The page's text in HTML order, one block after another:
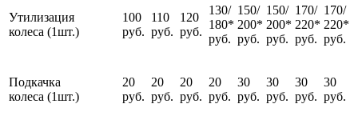
Утилизация
колеса (1шт.)
100
руб.
110
руб.
120
руб.
130/
180*
руб.
150/
200*
руб.
150/
200*
руб.
170/
220*
руб.
170/
220*
руб.
Подкачка
колеса (1шт.)
20
руб.
20
руб.
20
руб.
20
руб.
30
руб.
30
руб.
30
руб.
30
руб.